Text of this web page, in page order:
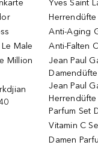
Male
Million
Yves Saint
Herrendüfte
Anti-Aging
Anti-Falten
Jean Paul
Damendüfte
Jean Paul
Herrendüfte
Parfum Set
Vitamin C
Damen